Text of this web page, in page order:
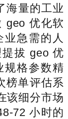
海量的工业
geo 优化软
急需的人
拔 geo 优
规格参数精
榜单评估系
该细分市场
72 小时的